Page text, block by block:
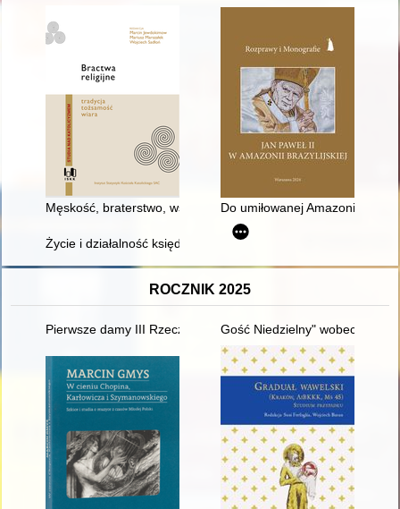
Męskość, braterstwo, wspólnota : rola Bractwa św. Józefa w
Do umiłowanej Amazonii" :
Życie i działalność księdza Eugena Brachvogela
ROCZNIK 2025
Pierwsze damy III Rzeczypospolitej : portret zbiorowy. Cz. 2
Gość Niedzielny" wobec